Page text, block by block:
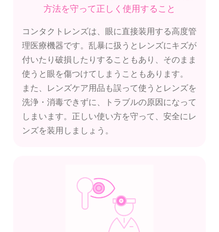
方法を守って正しく使用すること
コンタクトレンズは、眼に直接装用する高度管
理医療機器です。乱暴に扱うとレンズにキズが
付いたり破損したりすることもあり、そのまま
使うと眼を傷つけてしまうこともあります。
また、レンズケア用品も誤って使うとレンズを
洗浄・消毒できずに、トラブルの原因になって
しまいます。正しい使い方を守って、安全にレ
ンズを装用しましょう。